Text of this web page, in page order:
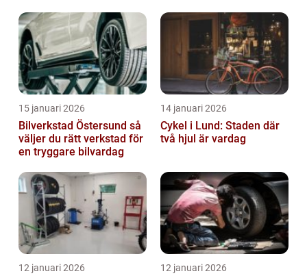
15 januari 2026
Bilverkstad Östersund så
väljer du rätt verkstad för
en tryggare bilvardag
14 januari 2026
Cykel i Lund: Staden där
två hjul är vardag
12 januari 2026 12 januari 2026